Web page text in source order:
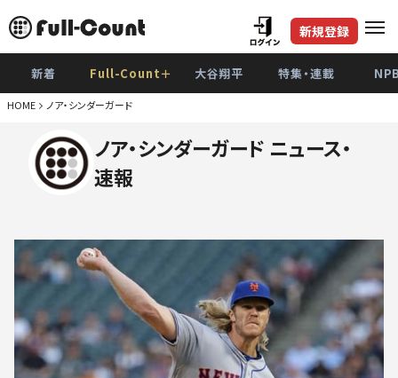
新規登録
新着 Full-Count＋ 大谷翔平 特集・連載
HOME ノア・シンダーガード
ノア・シンダーガード ニュース・
速報